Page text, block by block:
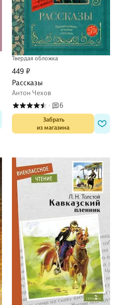
Твердая обложка
449 ₽
Рассказы
Антон Чехов
· 6
Забрать
из магазина